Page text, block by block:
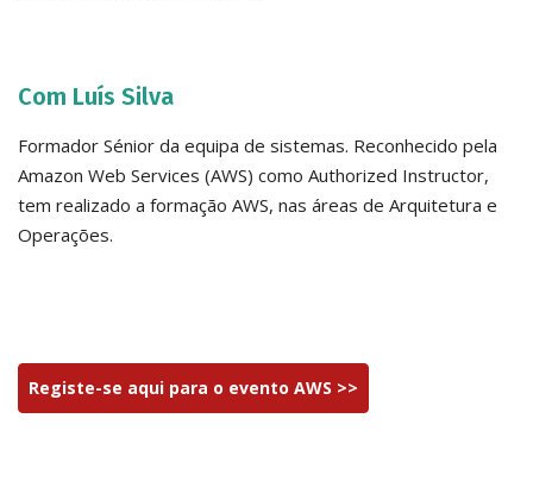
Com Luís Silva
Formador Sénior da equipa de sistemas. Reconhecido pela
Amazon Web Services (AWS) como Authorized Instructor,
tem realizado a formação AWS, nas áreas de Arquitetura e
Operações.
Registe-se aqui para o evento AWS >>